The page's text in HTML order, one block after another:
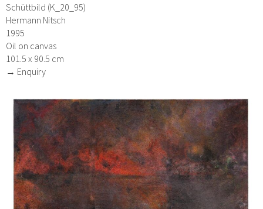
Schüttbild (K_20_95)
Hermann Nitsch
1995
Oil on canvas
101.5 x 90.5 cm
→ Enquiry